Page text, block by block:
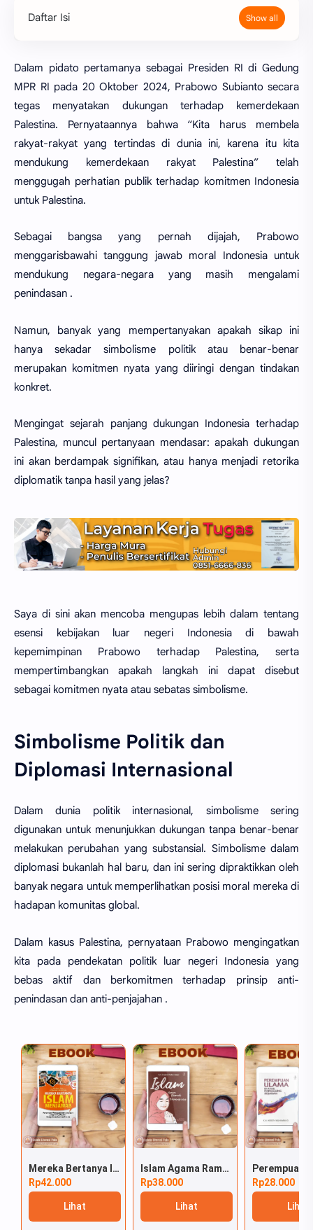
Daftar Isi
Dalam pidato pertamanya sebagai Presiden RI di Gedung
MPR RI pada 20 Oktober 2024, Prabowo Subianto secara
tegas menyatakan dukungan terhadap kemerdekaan
Palestina. Pernyataannya bahwa “Kita harus membela
rakyat-rakyat yang tertindas di dunia ini, karena itu kita
mendukung kemerdekaan rakyat Palestina” telah
menggugah perhatian publik terhadap komitmen Indonesia
untuk Palestina.
Sebagai bangsa yang pernah dijajah, Prabowo
menggarisbawahi tanggung jawab moral Indonesia untuk
mendukung negara-negara yang masih mengalami
penindasan .
Namun, banyak yang mempertanyakan apakah sikap ini
hanya sekadar simbolisme politik atau benar-benar
merupakan komitmen nyata yang diiringi dengan tindakan
konkret.
Mengingat sejarah panjang dukungan Indonesia terhadap
Palestina, muncul pertanyaan mendasar: apakah dukungan
ini akan berdampak signifikan, atau hanya menjadi retorika
diplomatik tanpa hasil yang jelas?
Saya di sini akan mencoba mengupas lebih dalam tentang
esensi kebijakan luar negeri Indonesia di bawah
kepemimpinan Prabowo terhadap Palestina, serta
mempertimbangkan apakah langkah ini dapat disebut
sebagai komitmen nyata atau sebatas simbolisme.
Simbolisme Politik dan
Diplomasi Internasional
Dalam dunia politik internasional, simbolisme sering
digunakan untuk menunjukkan dukungan tanpa benar-benar
melakukan perubahan yang substansial. Simbolisme dalam
diplomasi bukanlah hal baru, dan ini sering dipraktikkan oleh
banyak negara untuk memperlihatkan posisi moral mereka di
hadapan komunitas global.
Dalam kasus Palestina, pernyataan Prabowo mengingatkan
kita pada pendekatan politik luar negeri Indonesia yang
bebas aktif dan berkomitmen terhadap prinsip anti-
penindasan dan anti-penjajahan .
Mereka Bertanya Islam Menjawab
Rp42.000
Lihat
Islam Agama Ramah Perempuan
Rp38.000
Lihat
Rp28.000
Lihat